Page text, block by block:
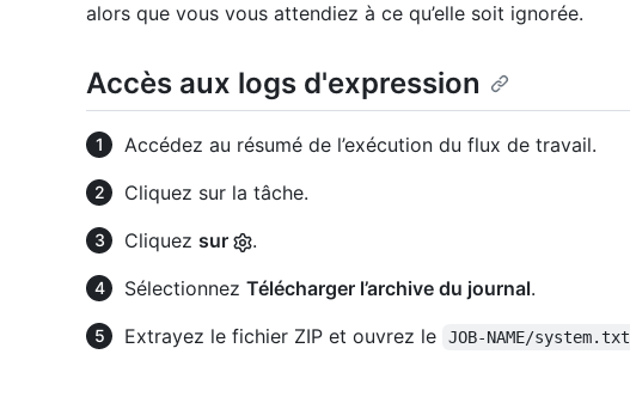
alors que vous vous attendiez à ce qu’elle soit ignorée.
Accès aux logs d'expression
Accédez au résumé de l’exécution du flux de travail.
Cliquez sur la tâche.
Cliquez sur
.
Sélectionnez Télécharger l’archive du journal.
Extrayez le fichier ZIP et ouvrez le
JOB-NAME/system.txt